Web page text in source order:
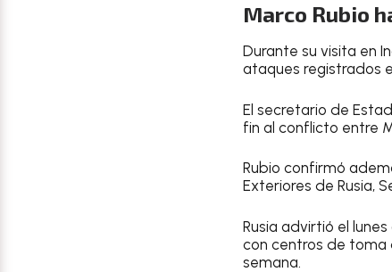
Marco Rubio
Durante su visita en
ataques registrados
El secretario de
fin al conflicto entre
Rubio confirmó
Exteriores de Rusia,
Rusia advirtió el
con centros de toma
semana.